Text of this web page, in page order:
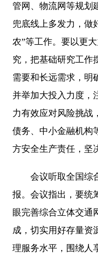
管网、物流网等规划
兜底线上多发力，做
农”等工作。要以更
究，把基础研究工作
需要和长远需求，明
并举加大投入力度，
力有效应对风险挑战
债务、中小金融机构
方安全生产责任，坚
会议听取全国综
报。会议指出，要统
眼完善综合立体交通
成，切实用好存量资
理服务水平，围绕人